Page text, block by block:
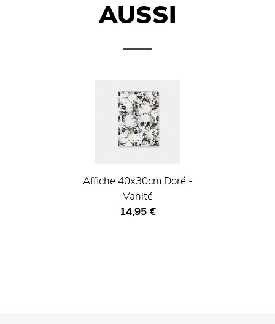
AUSSI
Affiche 40x30cm Doré -
Vanité
Prix ​​actuel
14,95 €